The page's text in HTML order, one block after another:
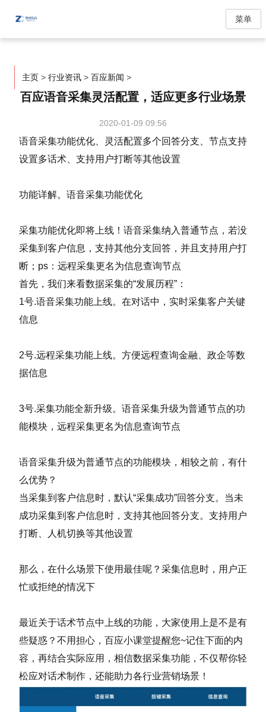
菜单
主页 > 行业资讯 > 百应新闻 >
百应语音采集灵活配置，适应更多行业场景
2020-01-09 09:56
语音采集功能优化、 灵活配置多个回答分支、 节点支持
设置多话术、 支持用户打断等其他设置
功能详解。 语音采集功能优化
采集功能优化即将上线！语音采集纳入普通节点，若没
采集到客户信息，支持其他分支回答，并且支持用户打
断；ps：远程采集更名为信息查询节点
首先，我们来看数据采集的“发展历程”：
1号.语音采集功能上线。 在对话中，实时采集客户关键
信息
2号.远程采集功能上线。 方便远程查询金融、政企等数
据信息
3号.采集功能全新升级。 语音采集升级为普通节点的功
能模块，远程采集更名为信息查询节点
语音采集升级为普通节点的功能模块，相较之前，有什
么优势？
当采集到客户信息时，默认“采集成功”回答分支。 当未
成功采集到客户信息时，支持其他回答分支。 支持用户
打断、人机切换等其他设置
那么，在什么场景下使用最佳呢？ 采集信息时，用户正
忙或拒绝的情况下
最近关于话术节点中上线的功能，大家使用上是不是有
些疑惑？ 不用担心，百应小课堂提醒您~记住下面的内
容，再结合实际应用，相信数据采集功能，不仅帮你轻
松应对话术制作，还能助力各行业营销场景！